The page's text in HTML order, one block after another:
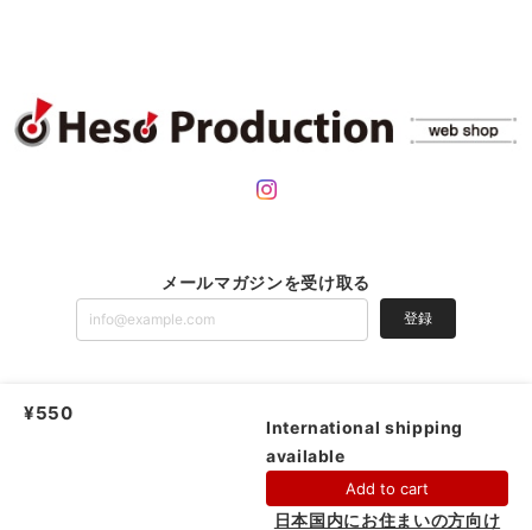
メールマガジンを受け取る
登録
ヘソプロダクション | プライバシーポリシー 特定商取引法に基づく表記
¥550
International shipping
available
Add to cart
日本国内にお住まいの方向け